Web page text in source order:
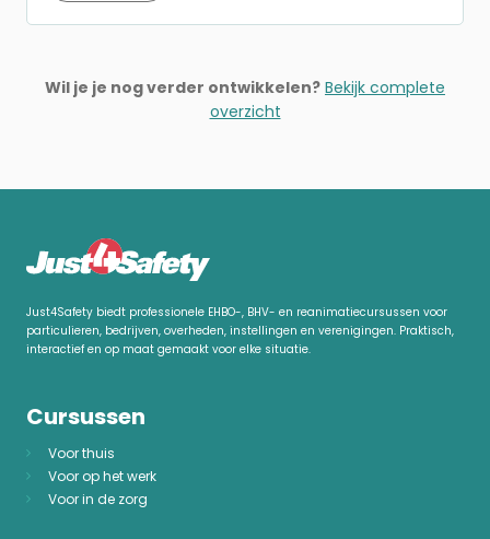
Wil je je nog verder ontwikkelen? Bekijk complete
overzicht
Just4Safety biedt professionele EHBO-, BHV- en reanimatiecursussen voor
particulieren, bedrijven, overheden, instellingen en verenigingen. Praktisch,
interactief en op maat gemaakt voor elke situatie.
Cursussen
Voor thuis
Voor op het werk
Voor in de zorg